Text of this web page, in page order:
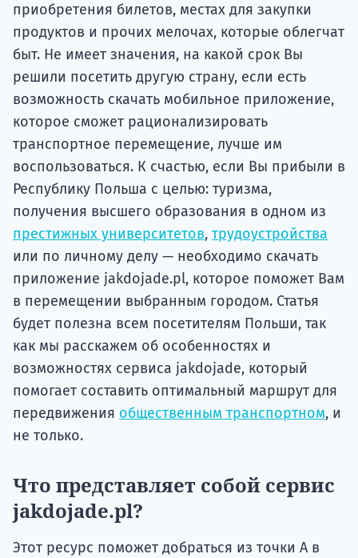
приобретения билетов, местах для закупки
продуктов и прочих мелочах, которые облегчат
быт. Не имеет значения, на какой срок Вы
решили посетить другую страну, если есть
возможность скачать мобильное приложение,
которое сможет рационализировать
транспортное перемещение, лучше им
воспользоваться. К счастью, если Вы прибыли в
Республику Польша с целью: туризма,
получения высшего образования в одном из
престижных университетов, трудоустройства
или по личному делу — необходимо скачать
приложение jakdojade.pl, которое поможет Вам
в перемещении выбранным городом. Статья
будет полезна всем посетителям Польши, так
как мы расскажем об особенностях и
возможностях сервиса jakdojade, который
помогает составить оптимальный маршрут для
передвижения общественным транспортном, и
не только.
Что представляет собой сервис
jakdojade.pl?
Этот ресурс поможет добраться из точки А в